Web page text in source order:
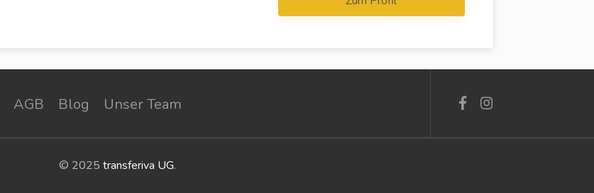
AGB Blog Unser Team
© 2025 transferiva UG.